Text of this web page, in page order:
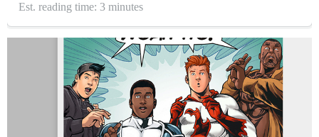
Est. reading time: 3 minutes